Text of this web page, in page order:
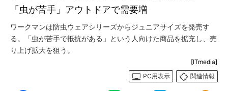
「虫が苦手」アウトドアで需要増
ワークマンは防虫ウェアシリーズからジュニアサイズを発売す
る。「虫が苦手で抵抗がある」という人向けた商品を拡充し、売
り上げ拡大を狙う。
[ITmedia]
PC用表示
関連情報